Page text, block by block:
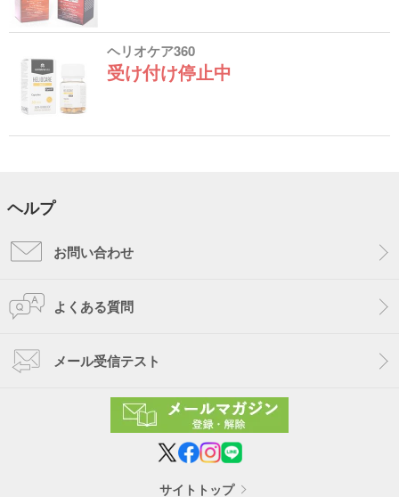
ヘリオケア360
受け付け停止中
ヘルプ
お問い合わせ
よくある質問
メール受信テスト
サイトトップ